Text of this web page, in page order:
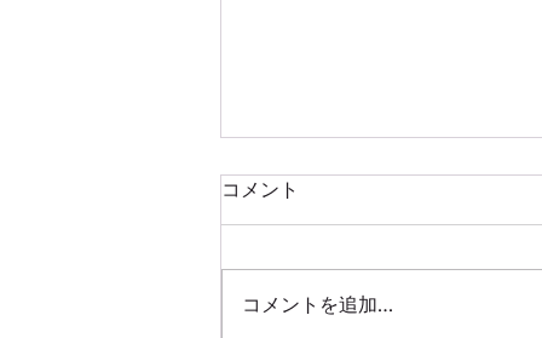
selfcareSupportは薬局機能を
selfcareSupportの意をご理解い
コメント
コメントを追加…